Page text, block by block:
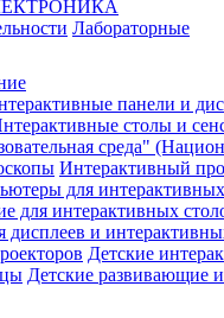
Лабораторные
панели и
столы и
среда"
Интерактивный
для
для интерактивных
дисплеев и
Детские
Детские развивающие